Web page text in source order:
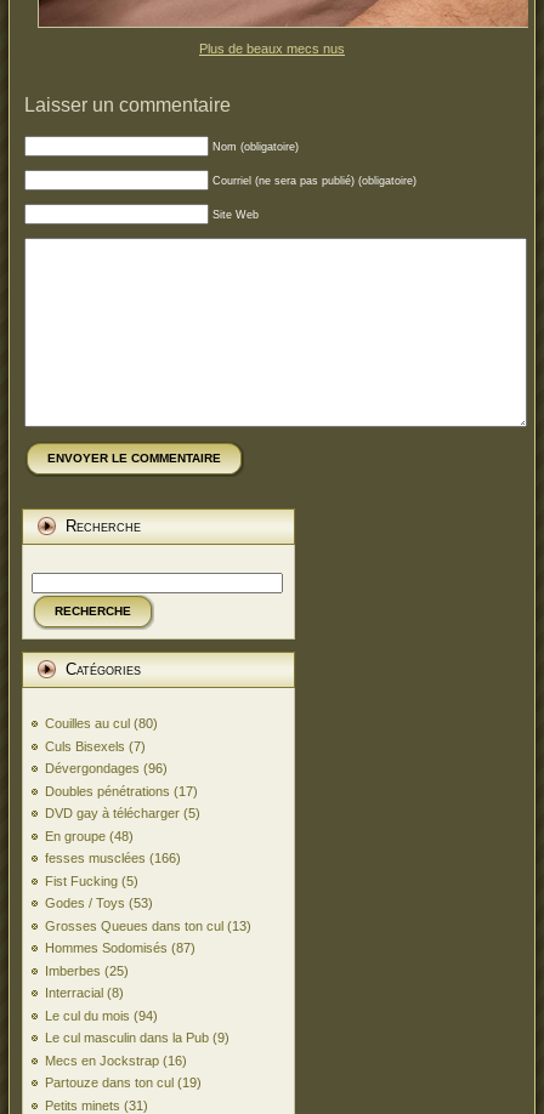
Plus de beaux mecs nus
Laisser un commentaire
Nom (obligatoire)
Courriel (ne sera pas publié) (obligatoire)
Site Web
ENVOYER LE COMMENTAIRE
Recherche
RECHERCHE
Catégories
Couilles au cul (80)
Culs Bisexels (7)
Dévergondages (96)
Doubles pénétrations (17)
DVD gay à télécharger (5)
En groupe (48)
fesses musclées (166)
Fist Fucking (5)
Godes / Toys (53)
Grosses Queues dans ton cul (13)
Hommes Sodomisés (87)
Imberbes (25)
Interracial (8)
Le cul du mois (94)
Le cul masculin dans la Pub (9)
Mecs en Jockstrap (16)
Partouze dans ton cul (19)
Petits minets (31)